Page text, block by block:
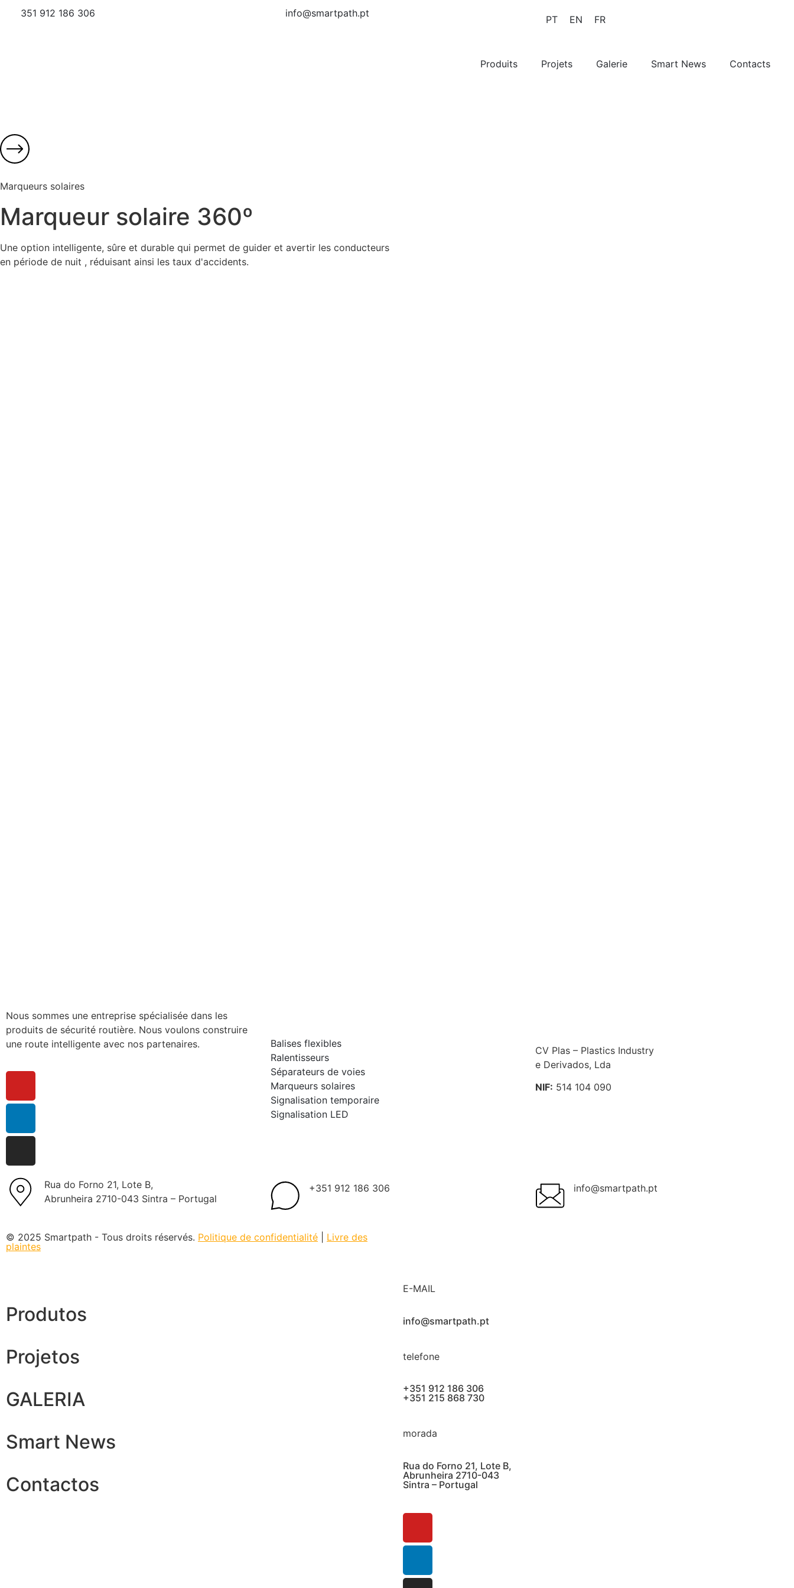
351 912 186 306 info@smartpath.pt
PT EN FR
Produits Projets Galerie Smart News Contacts
Marqueurs solaires
Marqueur solaire 360º
Une option intelligente, sûre et durable qui permet de guider et avertir les conducteurs
en période de nuit , réduisant ainsi les taux d'accidents.
Nous sommes une entreprise spécialisée dans les
produits de sécurité routière. Nous voulons construire
une route intelligente avec nos partenaires.
Balises flexibles
Ralentisseurs
Séparateurs de voies
Marqueurs solaires
Signalisation temporaire
Signalisation LED
CV Plas – Plastics Industry
e Derivados, Lda
NIF: 514 104 090
Rua do Forno 21, Lote B,
Abrunheira 2710-043 Sintra – Portugal
+351 912 186 306 info@smartpath.pt
© 2025 Smartpath - Tous droits réservés. Politique de confidentialité
Livre des
plaintes
Produtos
Projetos
GALERIA
Smart News
Contactos
E-MAIL
info@smartpath.pt
telefone
+351 912 186 306
+351 215 868 730
morada
Rua do Forno 21, Lote B,
Abrunheira 2710-043
Sintra – Portugal